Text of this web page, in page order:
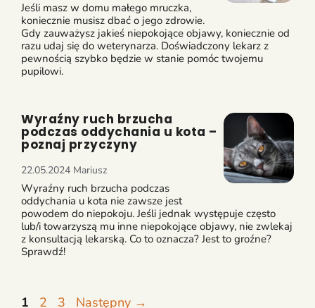
Jeśli masz w domu małego mruczka,
koniecznie musisz dbać o jego zdrowie.
Gdy zauważysz jakieś niepokojące objawy, koniecznie od
razu udaj się do weterynarza. Doświadczony lekarz z
pewnością szybko będzie w stanie pomóc twojemu
pupilowi.
Wyraźny ruch brzucha
podczas oddychania u kota –
poznaj przyczyny
22.05.2024 Mariusz
Wyraźny ruch brzucha podczas
oddychania u kota nie zawsze jest
powodem do niepokoju. Jeśli jednak występuje często
lub/i towarzyszą mu inne niepokojące objawy, nie zwlekaj
z konsultacją lekarską. Co to oznacza? Jest to groźne?
Sprawdź!
Page
1 Page
2 Page
3 Następny →